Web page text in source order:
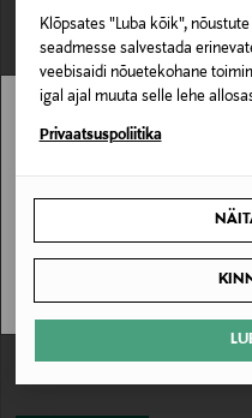
Klõpsates "Luba kõik",
seadmesse salvestada
veebisaidi nõuetekohane
igal ajal muuta selle lehe
Privaatsuspoliitika
EELIS KUPONGIGA
POLO RALPH LAUREN
Linane särk Sport
Original Price
175,00 €
Stockmann pole Sinu